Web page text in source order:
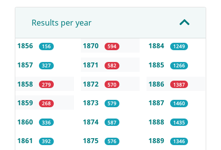
Results per year
1856 156
1857 327
1858 279
1859 268
1860 336
1861 392
1870 594
1871 582
1872 570
1873 579
1874 587
1875 576
1884 1249
1885 1266
1886 1387
1887 1460
1888 1435
1889 1346